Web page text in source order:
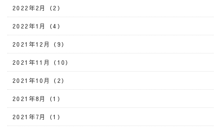
2022年2月（2）
2022年1月（4）
2021年12月（9）
2021年11月（10）
2021年10月（2）
2021年8月（1）
2021年7月（1）